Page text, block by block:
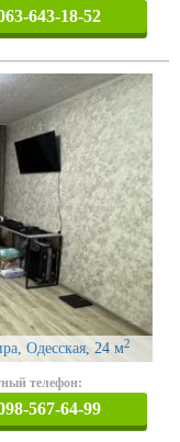
643-18-52
Одесская, 24 м2
телефон:
567-64-99